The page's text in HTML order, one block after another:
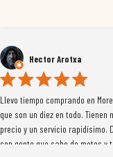
Hector Arotxa
Llevo tiempo comprando en
que son un diez en todo.
precio y un servicio rapidísimo.
con gente que sabe de motos